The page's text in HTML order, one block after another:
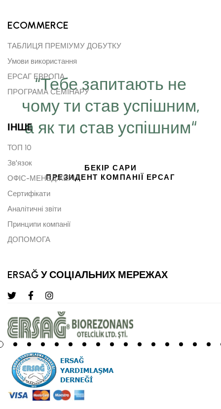
“Тебе запитають не
чому ти став успішним,
а як ти став успішним“
БЕКІР САРИ
ПРЕЗИДЕНТ КОМПАНІЇ ЕРСАГ
ECOMMERCE
ТАБЛИЦЯ ПРЕМІУМУ ДОБУТКУ
Умови використання
ЕРСАГ ЕВРОПА
ПРОГРАМА СЕМІНАРУ
ІНШE
ТОП 10
Зв'язок
ОФІС-МЕНЕДЖЕРИ
Сертифікати
Аналітичні звіти
Принципи компанії
ДОПОМОГА
ERSAĞ У СОЦІАЛЬНИХ МЕРЕЖАХ